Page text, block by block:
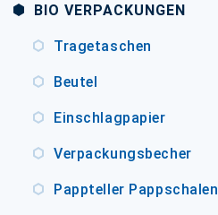
BIO VERPACKUNGEN
Tragetaschen
Beutel
Einschlagpapier
Verpackungsbecher
Pappteller Pappschalen